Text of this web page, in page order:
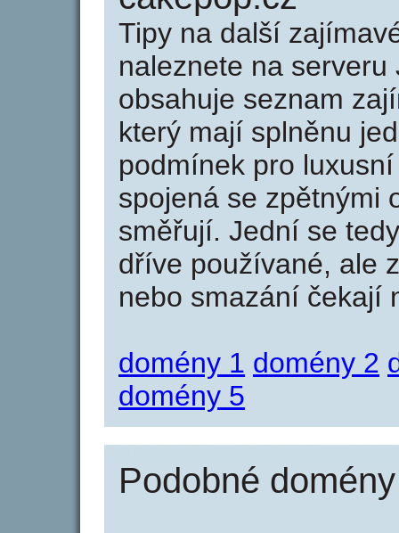
Tipy na další
naleznete na serveru
obsahuje seznam
který mají splněnu
podmínek pro
spojená se zpětnými
směřují. Jední se
dříve používané, ale
nebo smazání čekají
domény 1 domény 2
domény 5
Podobné